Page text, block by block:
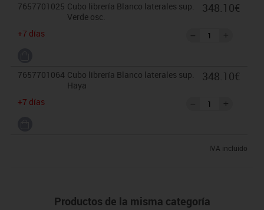
7657701025 Cubo librería Blanco laterales sup.
Verde osc.
+7 días
348.10€
7657701064 Cubo librería Blanco laterales sup.
Haya
+7 días
348.10€
IVA incluido
Productos de la misma categoría